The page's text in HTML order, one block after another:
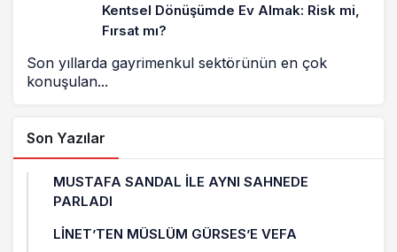
Kentsel Dönüşümde Ev Almak: Risk mi,
Fırsat mı?
Son yıllarda gayrimenkul sektörünün en çok
konuşulan...
Son Yazılar
MUSTAFA SANDAL İLE AYNI SAHNEDE
PARLADI
LİNET’TEN MÜSLÜM GÜRSES’E VEFA